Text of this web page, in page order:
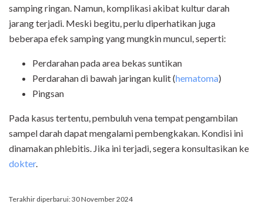
samping ringan. Namun, komplikasi akibat kultur darah
jarang terjadi. Meski begitu, perlu diperhatikan juga
beberapa efek samping yang mungkin muncul, seperti:
Perdarahan pada area bekas suntikan
Perdarahan di bawah jaringan kulit (hematoma)
Pingsan
Pada kasus tertentu, pembuluh vena tempat pengambilan
sampel darah dapat mengalami pembengkakan. Kondisi ini
dinamakan phlebitis. Jika ini terjadi, segera konsultasikan ke
dokter.
Terakhir diperbarui: 30 November 2024